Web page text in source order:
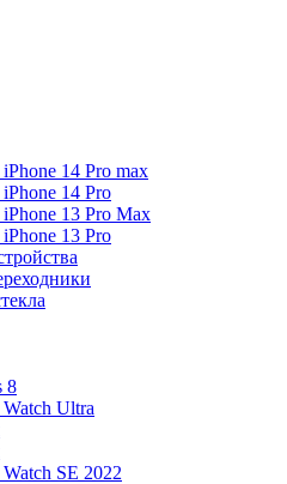
14 Pro max
14 Pro
13 Pro Max
13 Pro
8
Ultra
SE 2022